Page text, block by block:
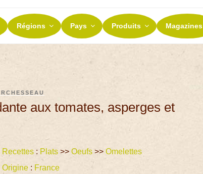
ET TERROIRS
de nos terroirs
Régions Pays Produits Magazines
aux tomates, asperges et
Recettes : Plats >>Oeufs >>Omelettes
Origine : France